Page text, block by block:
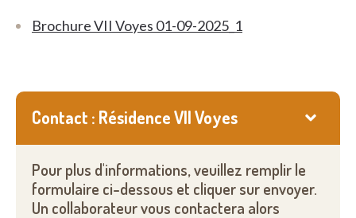
Brochure VII Voyes 01-09-2025_1
Contact : Résidence VII Voyes
Pour plus d'informations, veuillez remplir le
formulaire ci-dessous et cliquer sur envoyer.
Un collaborateur vous contactera alors